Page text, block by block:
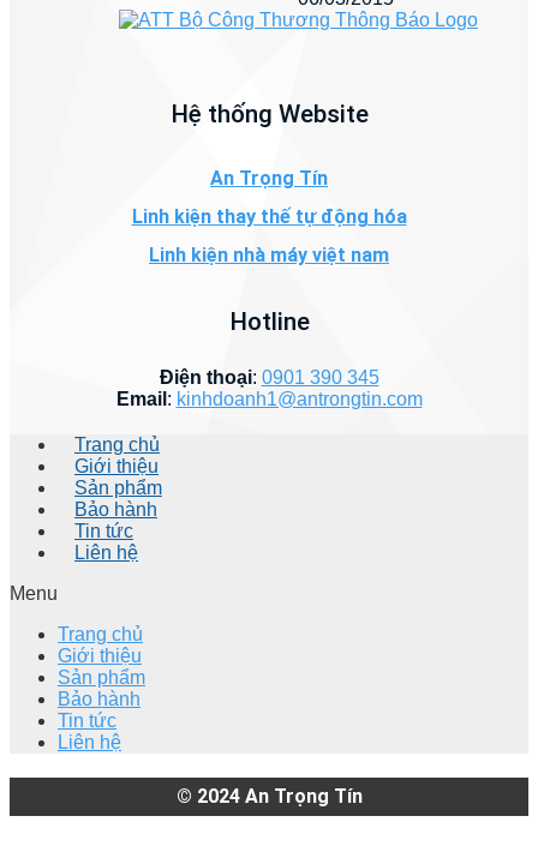
Hệ thống Website
An Trọng Tín
Linh kiện thay thế tự động hóa
Linh kiện nhà máy việt nam
Hotline
Điện thoại: 0901 390 345
Email : kinhdoanh1@antrongtin.com
Trang chủ
Giới thiệu
Sản phẩm
Bảo hành
Tin tức
Liên hệ
Menu
Trang chủ
Giới thiệu
Sản phẩm
Bảo hành
Tin tức
Liên hệ
© 2024 An Trọng Tín